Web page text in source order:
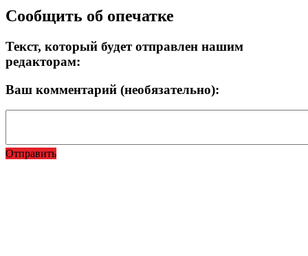
Сообщить об опечатке
Текст, который будет отправлен нашим
редакторам:
Ваш комментарий (необязательно):
Отправить